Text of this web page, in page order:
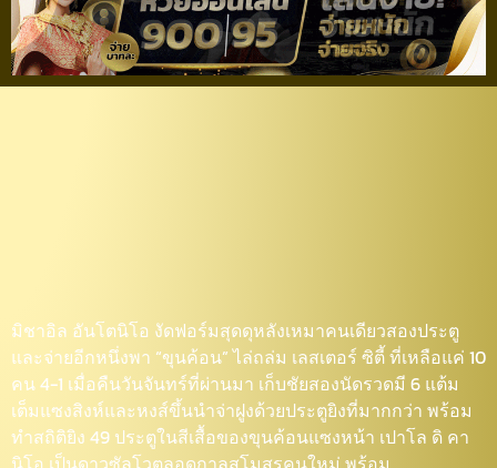
มิชาอิล อันโตนิโอ งัดฟอร์มสุดดุหลังเหมาคนเดียวสองประตู
และจ่ายอีกหนึ่งพา “ขุนค้อน” ไล่ถล่ม เลสเตอร์ ซิตี้ ที่เหลือแค่ 10
คน 4-1 เมื่อคืนวันจันทร์ที่ผ่านมา เก็บชัยสองนัดรวดมี 6 แต้ม
เต็มแซงสิงห์และหงส์ขึ้นนำจ่าฝูงด้วยประตูยิงที่มากกว่า พร้อม
ทำสถิติยิง 49 ประตูในสีเสื้อของขุนค้อนแซงหน้า เปาโล ดิ คา